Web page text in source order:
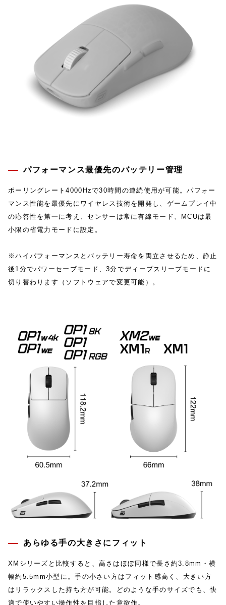
パフォーマンス最優先のバッテリー管理
ポーリングレート4000Hzで30時間の連続使用が可能。パフォー
マンス性能を最優先にワイヤレス技術を開発し、ゲームプレイ中
の応答性を第一に考え、センサーは常に有線モード、MCUは最
小限の省電力モードに設定。
※ハイパフォーマンスとバッテリー寿命を両立させるため、静止
後1分でパワーセーブモード、3分でディープスリープモードに
切り替わります（ソフトウェアで変更可能）。
あらゆる手の大きさにフィット
XMシリーズと比較すると、高さはほぼ同様で長さ約3.8mm・横
幅約5.5mm小型に。手の小さい方はフィット感高く、大きい方
はリラックスした持ち方が可能。どのような手のサイズでも、快
適で使いやすい操作性を目指した意欲作。